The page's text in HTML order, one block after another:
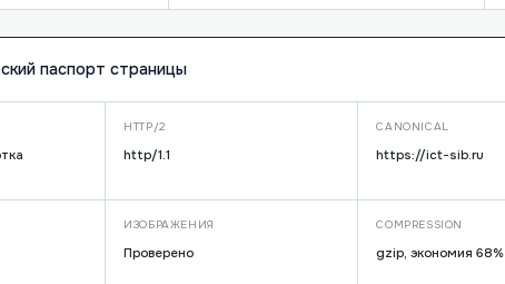
паспорт страницы
HTTP/2
http/1.1
CANONICAL
https://ict-sib.ru
ИЗОБРАЖЕНИЯ
Проверено
COMPRESSION
gzip, экономия 68%